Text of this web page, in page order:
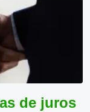
de juros